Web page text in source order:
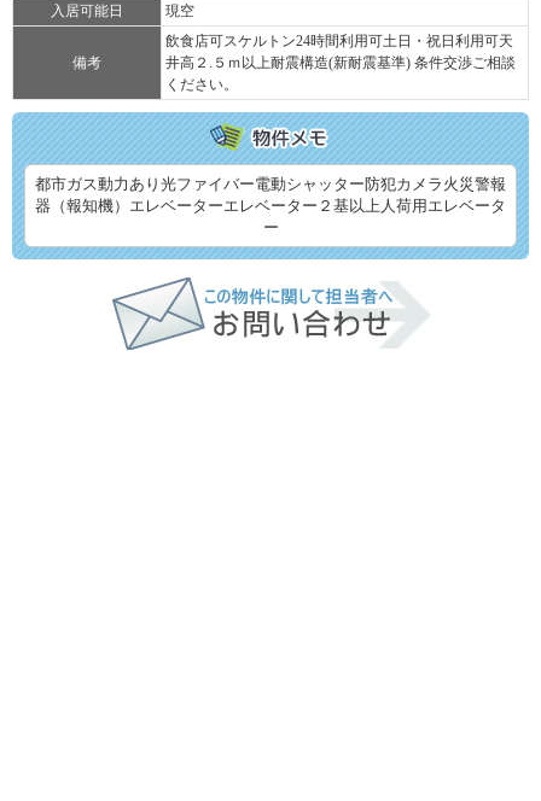
入居可能日
現空
備考
飲食店可スケルトン24時間利用可土日・祝日利用可天
井高２.５ｍ以上耐震構造(新耐震基準) 条件交渉ご相談
ください。
都市ガス動力あり光ファイバー電動シャッター防犯カメラ火災警報
器（報知機）エレベーターエレベーター２基以上人荷用エレベータ
ー